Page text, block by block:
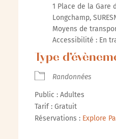
1 Place de la Gare
Longchamp,
Moyens de
Accessibilité : En
Type
Randonnées
Public : Adultes
Tarif : Gratuit
Réservations : Explore